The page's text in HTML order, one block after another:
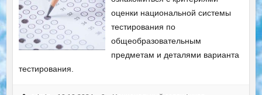
оценки национальной системы
тестирования по
общеобразовательным
предметам и деталями варианта
тестирования.